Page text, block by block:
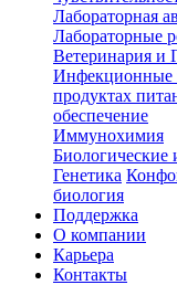
Лабораторная
Лабораторные
Ветеринария
Инфекционные
продуктах
обеспечение
Иммунохимия
Биологические
Генетика
биология
Поддержка
О компании
Карьера
Контакты